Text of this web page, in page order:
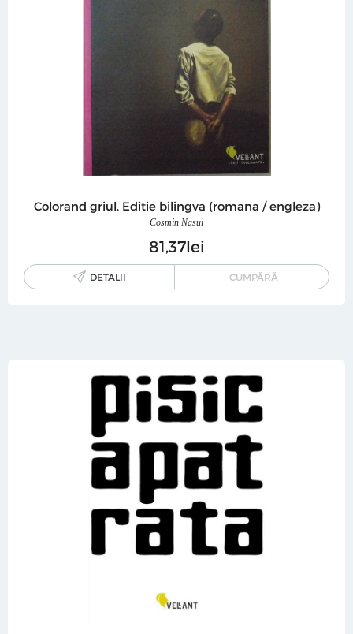
Colorand griul. Editie bilingva (romana / engleza)
Cosmin Nasui
81 37lei
DETALII CUMPĂRĂ